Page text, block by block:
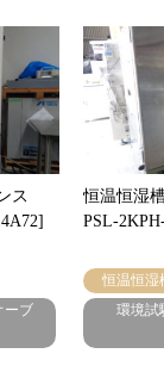
ス
ーブ
恒温恒湿
PSL-
恒温恒湿
環境試